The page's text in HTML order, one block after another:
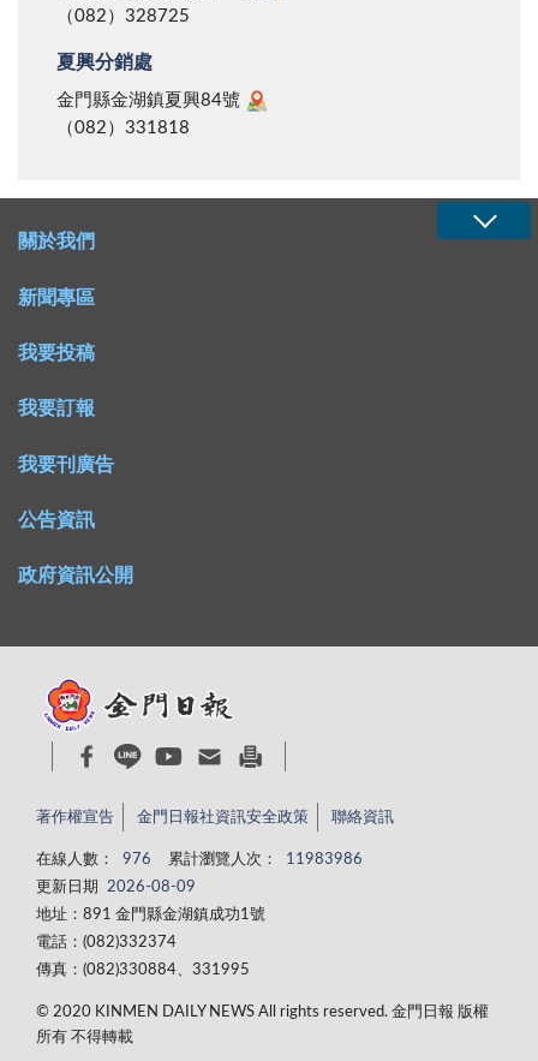
（082）328725
夏興分銷處
金門縣金湖鎮夏興84號
（082）331818
關於我們
新聞專區
我要投稿
我要訂報
我要刊廣告
公告資訊
政府資訊公開
著作權宣告 金門日報社資訊安全政策 聯絡資訊
在線人數： 976 累計瀏覽人次：
11983986
更新日期
2026-08-09
地址：891 金門縣金湖鎮成功1號
電話：(082)332374
傳真：(082)330884、331995
© 2020 KINMEN DAILY NEWS All rights reserved. 金門日報 版權
所有 不得轉載